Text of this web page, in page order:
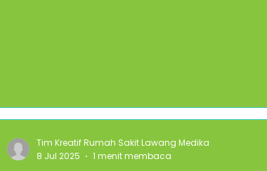
Tim Kreatif Rumah Sakit Lawang Medika
8 Jul 2025
1 menit membaca